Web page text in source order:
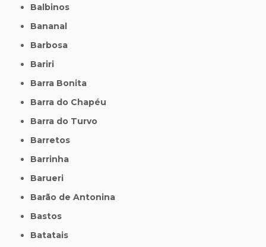
Balbinos
Bananal
Barbosa
Bariri
Barra Bonita
Barra do Chapéu
Barra do Turvo
Barretos
Barrinha
Barueri
Barão de Antonina
Bastos
Batatais